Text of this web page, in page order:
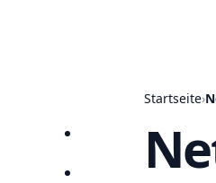
Startseite
Startseite›